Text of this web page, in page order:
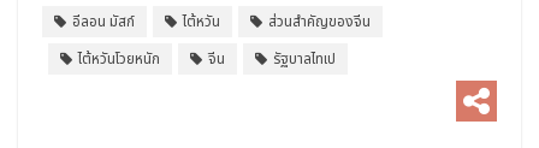
อีลอน มัสก์ ไต้หวัน
ส่วนสำคัญของจีน
ไต้หวันโวยหนัก
จีน รัฐบาลไทเป